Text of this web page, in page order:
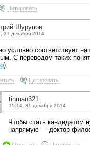
Цитировать
Шурупов
31 декабря 2014
условно соответствует
С переводом таких
).
Цитировать
tinman321
15:14, 31 декабря 2014
Чтобы стать кандидатом
напрямую — доктор